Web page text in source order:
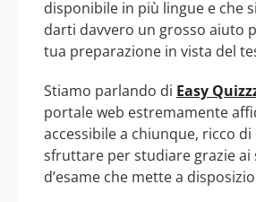
disponibile in più lingue e che
darti davvero un grosso aiuto
tua preparazione in vista del
Stiamo parlando di Easy
portale web estremamente
accessibile a chiunque, ricco
sfruttare per studiare grazie ai
d’esame che mette a